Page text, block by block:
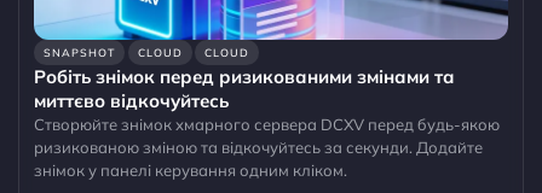
SNAPSHOT CLOUD CLOUD
Робіть знімок перед ризикованими змінами та
миттєво відкочуйтесь
Створюйте знімок хмарного сервера DCXV перед будь-якою
ризикованою зміною та відкочуйтесь за секунди. Додайте
знімок у панелі керування одним кліком.